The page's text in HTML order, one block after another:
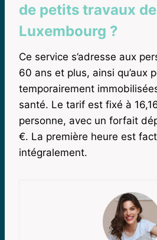
de petits travaux
Luxembourg ?
Ce service s’adresse aux
60 ans et plus, ainsi qu’aux
temporairement
santé. Le tarif est fixé à
personne, avec un forfait
€. La première heure est
intégralement.